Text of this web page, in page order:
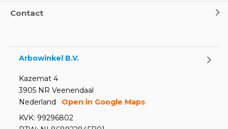
Contact
Arbowinkel B.V.
Kazemat 4
3905 NR Veenendaal
Nederland
Open in Google Maps
KVK: 99296802